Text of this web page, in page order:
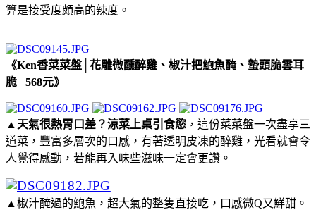
算是接受度頗高的辣度。
《Ken香菜菜盤│花雕微醺醉雞、椒汁把鮑魚醃、蟄頭脆雲耳
脆 568元》
▲天氣很熱胃口差？涼菜上桌引食慾 ，這份菜菜盤一次盡享三
道菜，豐富多層次的口感，有著透明皮凍的醉雞，光看就會令
人覺得感動，若能再入味些滋味一定會更讚。
▲椒汁醃過的鮑魚，超大氣的整隻直接吃，口感微Q又鮮甜。